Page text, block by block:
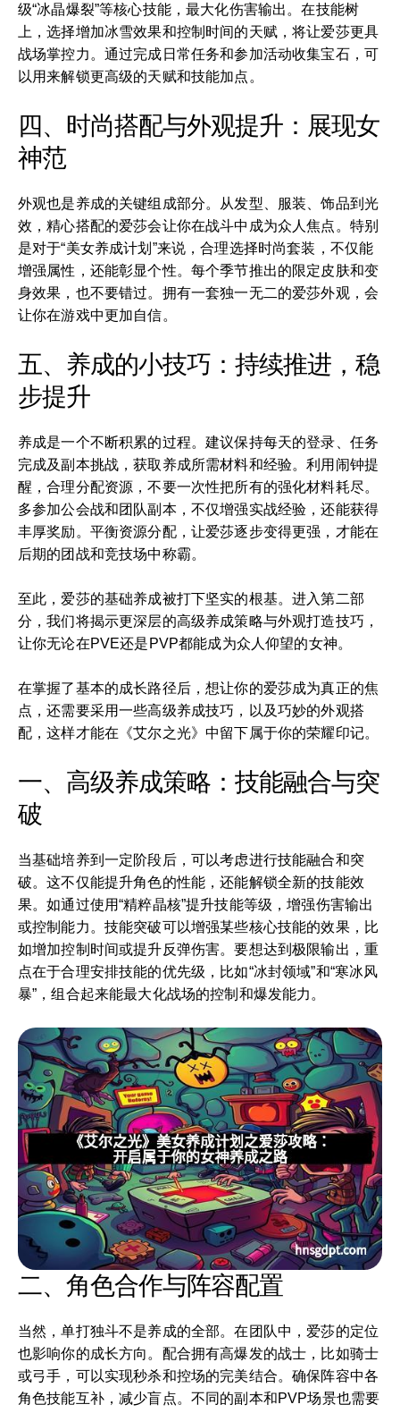
级“冰晶爆裂”等核心技能，最大化伤害输出。在技能树
上，选择增加冰雪效果和控制时间的天赋，将让爱莎更具
战场掌控力。通过完成日常任务和参加活动收集宝石，可
以用来解锁更高级的天赋和技能加点。
四、时尚搭配与外观提升：展现女
神范
外观也是养成的关键组成部分。从发型、服装、饰品到光
效，精心搭配的爱莎会让你在战斗中成为众人焦点。特别
是对于“美女养成计划”来说，合理选择时尚套装，不仅能
增强属性，还能彰显个性。每个季节推出的限定皮肤和变
身效果，也不要错过。拥有一套独一无二的爱莎外观，会
让你在游戏中更加自信。
五、养成的小技巧：持续推进，稳
步提升
养成是一个不断积累的过程。建议保持每天的登录、任务
完成及副本挑战，获取养成所需材料和经验。利用闹钟提
醒，合理分配资源，不要一次性把所有的强化材料耗尽。
多参加公会战和团队副本，不仅增强实战经验，还能获得
丰厚奖励。平衡资源分配，让爱莎逐步变得更强，才能在
后期的团战和竞技场中称霸。
至此，爱莎的基础养成被打下坚实的根基。进入第二部
分，我们将揭示更深层的高级养成策略与外观打造技巧，
让你无论在PVE还是PVP都能成为众人仰望的女神。
在掌握了基本的成长路径后，想让你的爱莎成为真正的焦
点，还需要采用一些高级养成技巧，以及巧妙的外观搭
配，这样才能在《艾尔之光》中留下属于你的荣耀印记。
一、高级养成策略：技能融合与突
破
当基础培养到一定阶段后，可以考虑进行技能融合和突
破。这不仅能提升角色的性能，还能解锁全新的技能效
果。如通过使用“精粹晶核”提升技能等级，增强伤害输出
或控制能力。技能突破可以增强某些核心技能的效果，比
如增加控制时间或提升反弹伤害。要想达到极限输出，重
点在于合理安排技能的优先级，比如“冰封领域”和“寒冰风
暴”，组合起来能最大化战场的控制和爆发能力。
二、角色合作与阵容配置
当然，单打独斗不是养成的全部。在团队中，爱莎的定位
也影响你的成长方向。配合拥有高爆发的战士，比如骑士
或弓手，可以实现秒杀和控场的完美结合。确保阵容中各
角色技能互补，减少盲点。不同的副本和PVP场景也需要